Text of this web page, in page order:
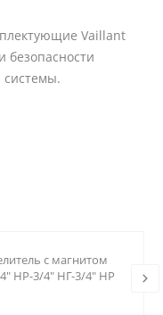
Vaillant
безопасности
системы.
с магнитом
НР-3/4" НГ-3/4" НР